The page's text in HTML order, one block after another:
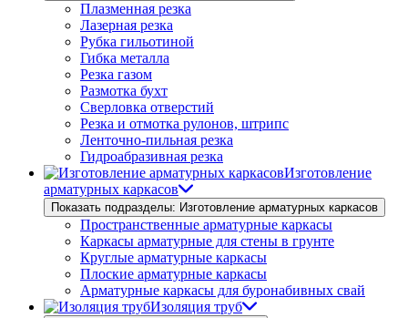
Плазменная резка
Лазерная резка
Рубка гильотиной
Гибка металла
Резка газом
Размотка бухт
Сверловка отверстий
Резка и отмотка рулонов, штрипс
Ленточно-пильная резка
Гидроабразивная резка
Изготовление
арматурных каркасов
Показать подразделы: Изготовление арматурных каркасов
Пространственные арматурные каркасы
Каркасы арматурные для стены в грунте
Круглые арматурные каркасы
Плоские арматурные каркасы
Арматурные каркасы для буронабивных свай
Изоляция труб